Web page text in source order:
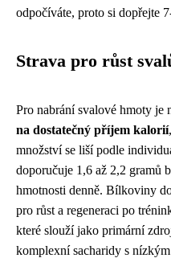
odpočíváte, proto si dopřejte
Strava pro růst
Pro nabrání svalové hmoty je
na dostatečný příjem kalorií
množství se liší podle
doporučuje 1,6 až 2,2 gramů
hmotnosti denně. Bílkoviny
pro růst a regeneraci po
které slouží jako primární
komplexní sacharidy s